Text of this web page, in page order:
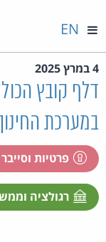
EN
4 במרץ 2025
דלף קובץ
במערכת
פרטיות וסייבר
רגולציה